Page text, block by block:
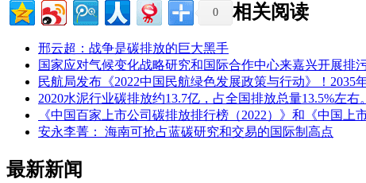
0 相关阅读
邢云超：战争是碳排放的巨大黑手
国家应对气候变化战略研究和国际合作中心来嘉兴开展排
民航局发布《2022中国民航绿色发展政策与行动》！2035
2020水泥行业碳排放约13.7亿，占全国排放总量13.5%左
《中国百家上市公司碳排放排行榜（2022）》和《中国上
安永李菁： 海南可抢占蓝碳研究和交易的国际制高点
最新新闻